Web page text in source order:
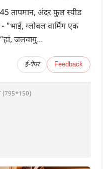
तापमान, अंदर फुल स्पीड
"भाई, ग्लोबल वार्मिंग एक
जलवायु...
ई-पेपर Feedback
(795*150)